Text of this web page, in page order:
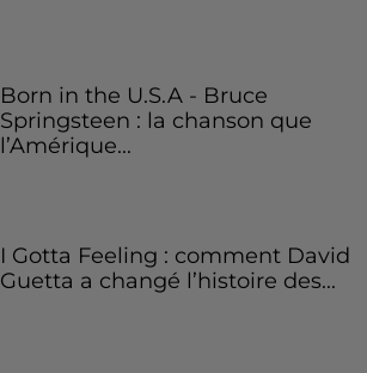
Born in the U.S.A - Bruce
Springsteen : la chanson que
l’Amérique...
I Gotta Feeling : comment David
Guetta a changé l’histoire des...